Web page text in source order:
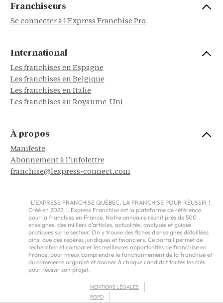
Franchiseurs
Se connecter à l'Express Franchise Pro
International
Les franchises en Espagne
Les franchises en Belgique
Les franchises en Italie
Les franchises au Royaume-Uni
À propos
Manifeste
Abonnement à l’infolettre
franchise@lexpress-connect.com
L'EXPRESS FRANCHISE QUÉBEC, LA FRANCHISE POUR RÉUSSIR !
Créé en 2022, L'Express Franchise est la plateforme de référence
pour la franchise en France. Notre annuaire réunit près de 500
enseignes, des milliers d'articles, actualités, analyses et guides
pratiques sur le secteur. On y trouve des fiches d'enseignes détaillées
ainsi que des repères juridiques et financiers. Ce portail permet de
rechercher et comparer les meilleures opportunités de franchise en
France, pour mieux comprendre le fonctionnement de la franchise et
du commerce organisé et donner à chaque candidat toutes les clés
pour réussir son projet.
MENTIONS LÉGALES
RGPD